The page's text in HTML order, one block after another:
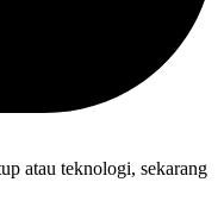
atau teknologi, sekarang